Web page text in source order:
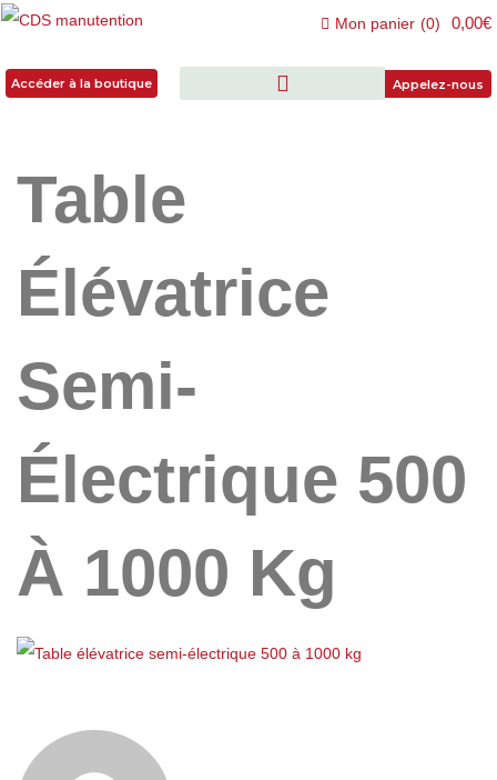
Accéder à la boutique
Mon panier (0) 0,00€
Appelez-nous
Table
Élévatrice
Semi-
Électrique 500
À 1000 Kg